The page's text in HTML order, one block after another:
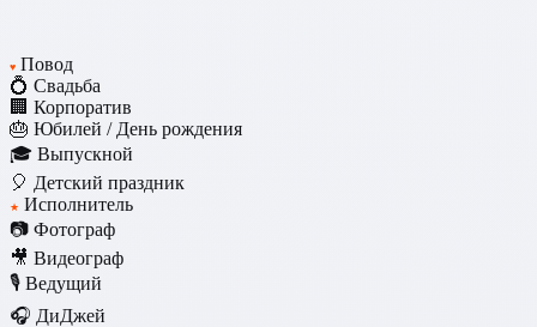
♥ Повод
💍 Свадьба
🏢 Корпоратив
🎂 Юбилей / День рождения
🎓 Выпускной
🎈 Детский праздник
★ Исполнитель
📷 Фотограф
🎥 Видеограф
🎙️ Ведущий
🎧 ДиДжей